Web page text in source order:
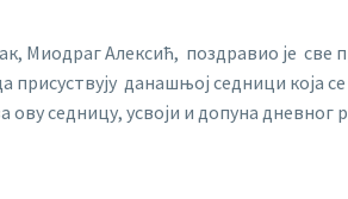
Миодраг Алексић, поздравио је
присуствују данашњој седници која
седницу, усвоји и допуна